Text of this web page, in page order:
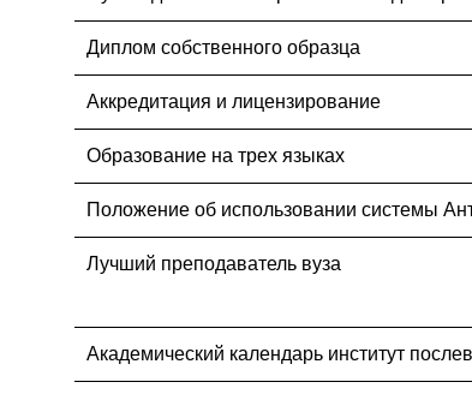
Диплом собственного образца
Аккредитация и лицензирование
Образование на трех языках
Положение об использовании системы
Лучший преподаватель вуза
Академический календарь институт